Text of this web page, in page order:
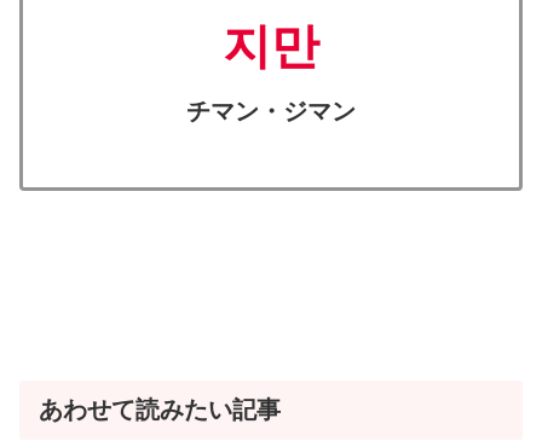
지만
チマン・ジマン
あわせて読みたい記事